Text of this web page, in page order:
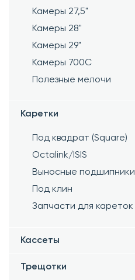
Камеры 27,5"
Камеры 28"
Камеры 29"
Камеры 700C
Полезные мелочи
Каретки
Под квадрат (Square)
Octalink/ISIS
Выносные подшипники
Под клин
Запчасти для кареток
Кассеты
Трещотки